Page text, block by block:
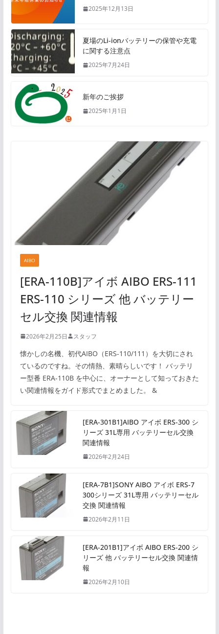
2025年12月13日
夏場のLi-ionバッテリーの保管や充電
に関する注意点
2025年7月24日
新年のご挨拶
2025年1月1日
AIBO
[ERA-110B]アイボ AIBO ERS-111
ERS-110 シリーズ 他 バッテリー
セル交換 関連情報
2026年2月25日 スタッフ
懐かしの名機、初代AIBO（ERS-110/111）を大切にされ
ているのですね。その情熱、素晴らしいです！ バッテリ
ー型番 ERA-110B を中心に、オーナーとして知っておきた
い関連情報をガイド形式でまとめました。 &
[ERA-301B1]AIBO アイボ ERS-300 シ
リーズ 31L専用 バッテリーセル交換
関連情報
2026年2月24日
[ERA-7B1]SONY AIBO アイボ ERS-7
300シリーズ 31L専用 バッテリーセル
交換 関連情報
2026年2月11日
[ERA-201B1]アイボ AIBO ERS-200 シ
リーズ 他 バッテリーセル交換 関連情
報
2026年2月10日